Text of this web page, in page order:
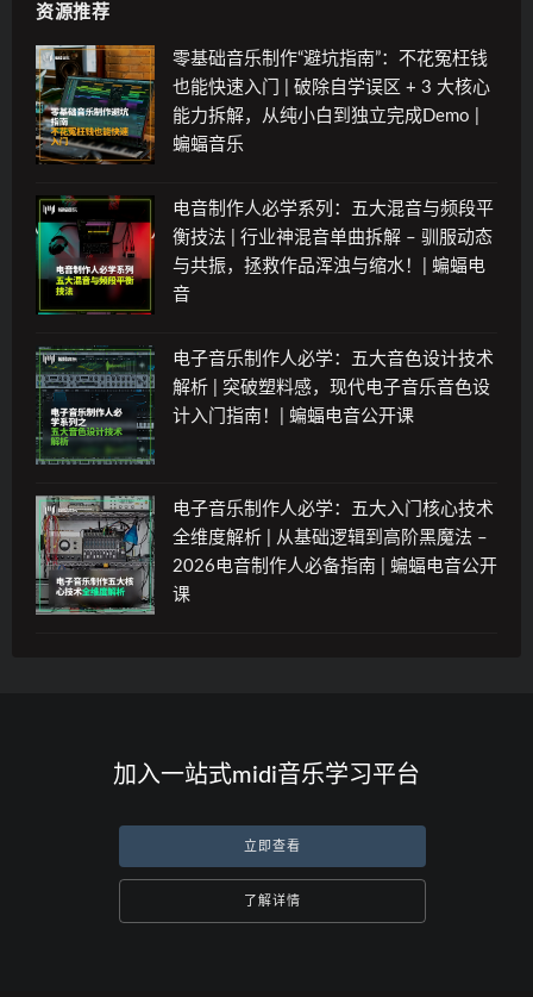
资源推荐
零基础音乐制作“避坑指南”：不花冤枉钱
也能快速入门 | 破除自学误区 + 3 大核心
能力拆解，从纯小白到独立完成Demo |
蝙蝠音乐
电音制作人必学系列：五大混音与频段平
衡技法 | 行业神混音单曲拆解 – 驯服动态
与共振，拯救作品浑浊与缩水！| 蝙蝠电
音
电子音乐制作人必学：五大音色设计技术
解析 | 突破塑料感，现代电子音乐音色设
计入门指南！| 蝙蝠电音公开课
电子音乐制作人必学：五大入门核心技术
全维度解析 | 从基础逻辑到高阶黑魔法 –
2026电音制作人必备指南 | 蝙蝠电音公开
课
加入一站式midi音乐学习平台
立即查看
了解详情